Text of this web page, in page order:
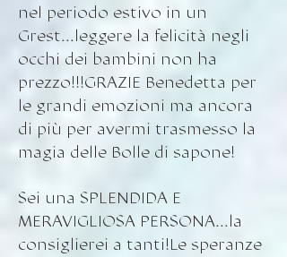
nel periodo estivo in un
Grest...leggere la felicità negli
occhi dei bambini non ha
prezzo!!!GRAZIE Benedetta per
le grandi emozioni ma ancora
di più per avermi trasmesso la
magia delle Bolle di sapone!
Sei una SPLENDIDA E
MERAVIGLIOSA PERSONA...la
consiglierei a tanti!Le speranze